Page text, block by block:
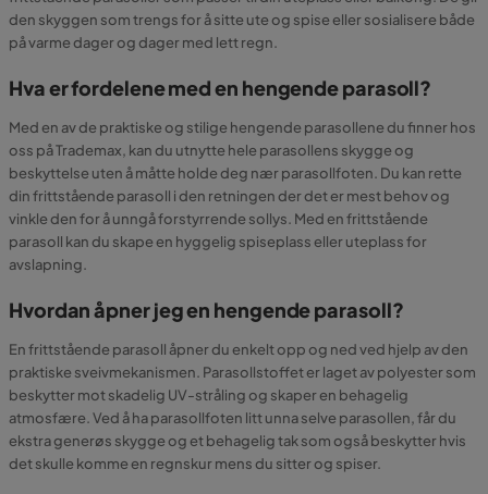
den skyggen som trengs for å sitte ute og spise eller sosialisere både
på varme dager og dager med lett regn.
Hva er fordelene med en hengende parasoll?
Med en av de praktiske og stilige hengende parasollene du finner hos
oss på Trademax, kan du utnytte hele parasollens skygge og
beskyttelse uten å måtte holde deg nær parasollfoten. Du kan rette
din frittstående parasoll i den retningen der det er mest behov og
vinkle den for å unngå forstyrrende sollys. Med en frittstående
parasoll kan du skape en hyggelig spiseplass eller uteplass for
avslapning.
Hvordan åpner jeg en hengende parasoll?
En frittstående parasoll åpner du enkelt opp og ned ved hjelp av den
praktiske sveivmekanismen. Parasollstoffet er laget av polyester som
beskytter mot skadelig UV-stråling og skaper en behagelig
atmosfære. Ved å ha parasollfoten litt unna selve parasollen, får du
ekstra generøs skygge og et behagelig tak som også beskytter hvis
det skulle komme en regnskur mens du sitter og spiser.